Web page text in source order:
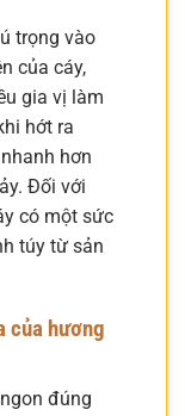
trọng vào
của cáy,
gia vị làm
hớt ra
hơn
Đối với
có một sức
túy từ sản
của hương
đúng